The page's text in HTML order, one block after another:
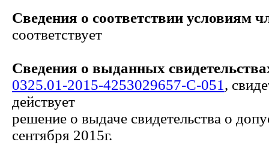
Сведения о соответствии условиям
соответствует
Сведения о выданных
0325.01-2015-4253029657-С-051 ,
действует
решение о выдаче свидетельства о
сентября 2015г.